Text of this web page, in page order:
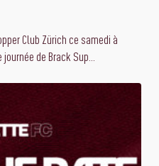
Club Zürich ce samedi à
de Brack Sup...